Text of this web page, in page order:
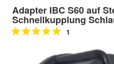
Adapter IBC S60 auf
Schnellkupplung
1